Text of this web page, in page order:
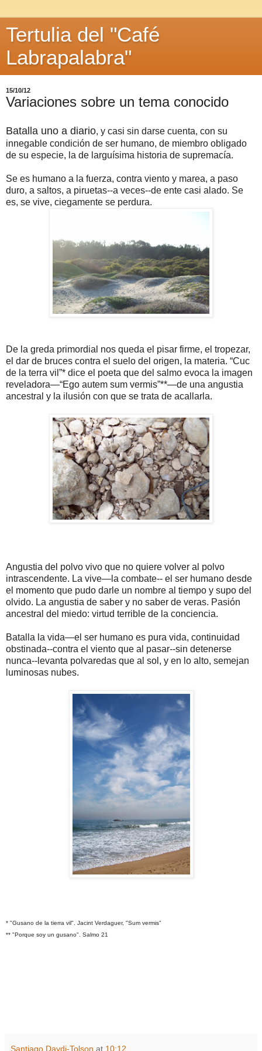
Tertulia del "Café
Labrapalabra"
15/10/12
Variaciones sobre un tema conocido
Batalla uno a diario, y casi sin darse cuenta, con su
innegable condición de ser humano, de miembro obligado
de su especie, la de larguísima historia de supremacía.
Se es humano a la fuerza, contra viento y marea, a paso
duro, a saltos, a piruetas--a veces--de ente casi alado. Se
es, se vive, ciegamente se perdura.
De la greda primordial nos queda el pisar firme, el tropezar,
el dar de bruces contra el suelo del origen, la materia. “Cuc
de la terra vil”* dice el poeta que del salmo evoca la imagen
reveladora—“Ego autem sum vermis”**—de una angustia
ancestral y la ilusión con que se trata de acallarla.
Angustia del polvo vivo que no quiere volver al polvo
intrascendente. La vive—la combate-- el ser humano desde
el momento que pudo darle un nombre al tiempo y supo del
olvido. La angustia de saber y no saber de veras. Pasión
ancestral del miedo: virtud terrible de la conciencia.
Batalla la vida—el ser humano es pura vida, continuidad
obstinada--contra el viento que al pasar--sin detenerse
nunca--levanta polvaredas que al sol, y en lo alto, semejan
luminosas nubes.
* "Gusano de la tierra vil". Jacint Verdaguer, "Sum vermis"
** "Porque soy un gusano". Salmo 21
Santiago Daydi-Tolson at 10:12